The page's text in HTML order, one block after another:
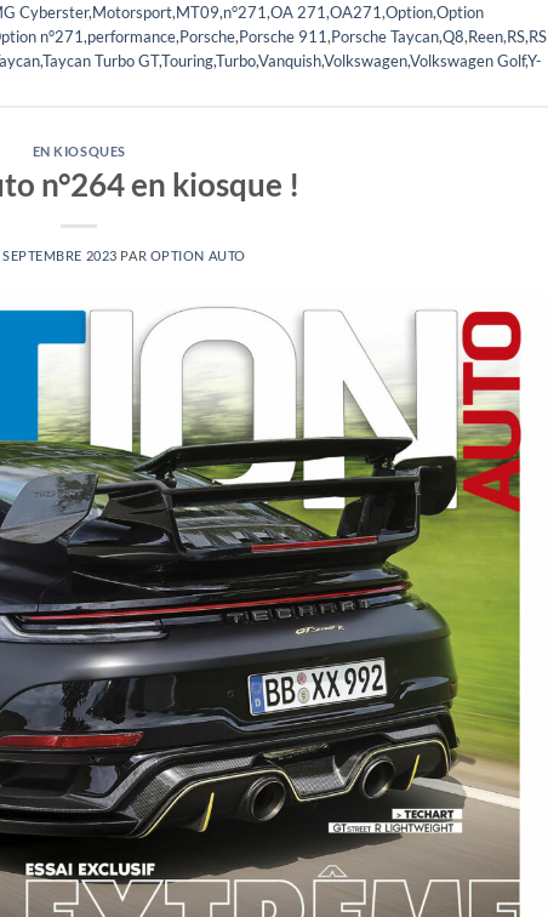
Cyberster,Motorsport,MT09,n°271,OA 271,OA271,Option,Option
n°271,performance,Porsche,Porsche 911,Porsche Taycan,Q8,Reen,RS,RS
,Taycan Turbo GT,Touring,Turbo,Vanquish,Volkswagen,Volkswagen Golf,Y-
EN KIOSQUES
n°264 en kiosque !
SEPTEMBRE 2023 PAR OPTION AUTO